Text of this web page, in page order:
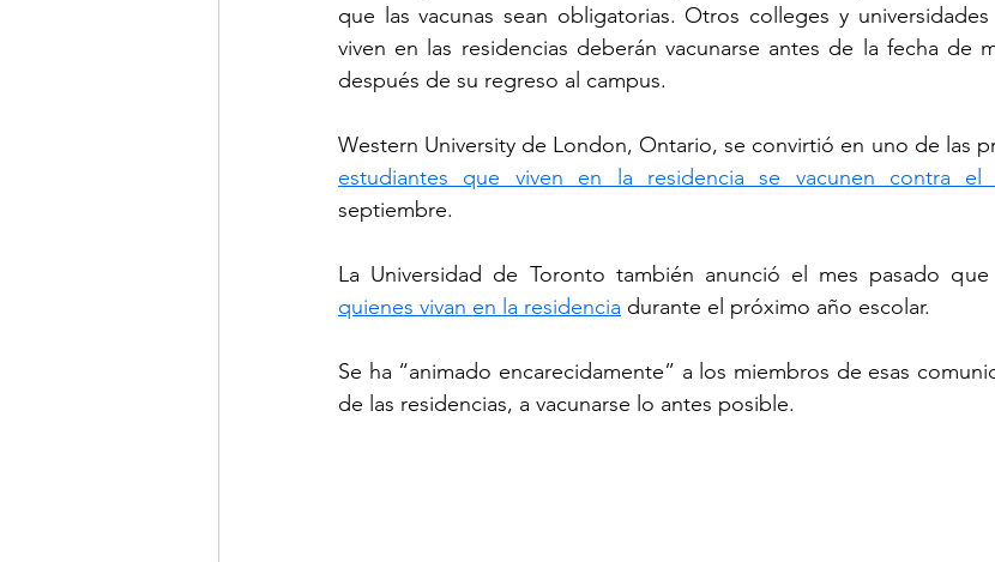
que las vacunas sean obligatorias. Otros colleges y
viven en las residencias deberán vacunarse antes de la fecha de
después de su regreso al campus.
Western University de London, Ontario, se convirtió en uno de las
estudiantes que viven en la residencia se vacunen contra el
septiembre.
La Universidad de Toronto también anunció el mes pasado que
quienes vivan en la residencia durante el próximo año escolar.
Se ha “animado encarecidamente” a los miembros de esas
de las residencias, a vacunarse lo antes posible.